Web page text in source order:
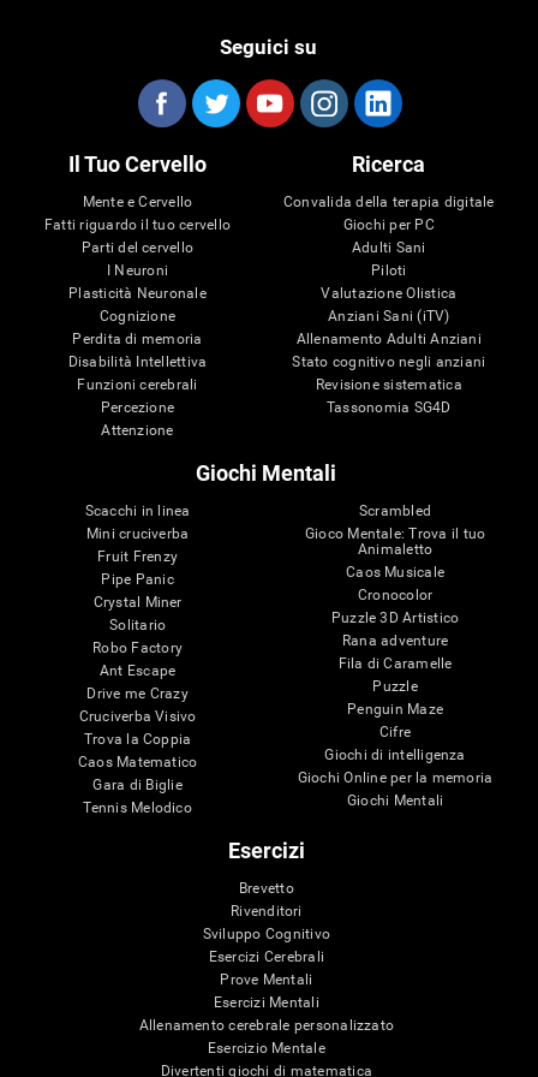
Seguici su
Il Tuo Cervello
Mente e Cervello
Fatti riguardo il tuo cervello
Parti del cervello
I Neuroni
Plasticità Neuronale
Cognizione
Perdita di memoria
Disabilità Intellettiva
Funzioni cerebrali
Percezione
Attenzione
Ricerca
Convalida della terapia digitale
Giochi per PC
Adulti Sani
Piloti
Valutazione Olistica
Anziani Sani (iTV)
Allenamento Adulti Anziani
Stato cognitivo negli anziani
Revisione sistematica
Tassonomia SG4D
Giochi Mentali
Scacchi in linea
Mini cruciverba
Fruit Frenzy
Pipe Panic
Crystal Miner
Solitario
Robo Factory
Ant Escape
Drive me Crazy
Cruciverba Visivo
Trova la Coppia
Caos Matematico
Gara di Biglie
Tennis Melodico
Scrambled
Gioco Mentale: Trova il tuo
Animaletto
Caos Musicale
Cronocolor
Puzzle 3D Artistico
Rana adventure
Fila di Caramelle
Puzzle
Penguin Maze
Cifre
Giochi di intelligenza
Giochi Online per la memoria
Giochi Mentali
Esercizi
Brevetto
Rivenditori
Sviluppo Cognitivo
Esercizi Cerebrali
Prove Mentali
Esercizi Mentali
Allenamento cerebrale personalizzato
Esercizio Mentale
Divertenti giochi di matematica